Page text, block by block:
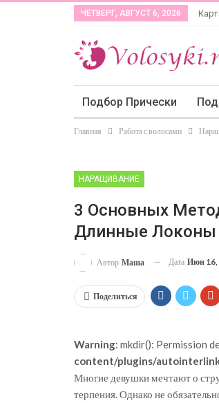
ЧЕТВЕРГ, АВГУСТ 6, 2026
Подбор Прически
Главная Работа с волосами
НАРАЩИВАНИЕ
3 Основных
Длинные Локоны
Автор Маша Дата Июн 16,
Поделиться
Warning: mkdir(): Permission
content/plugins/
Многие девушки мечтают о
терпения. Однако не